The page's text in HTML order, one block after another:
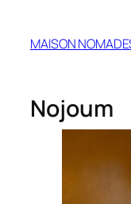
MAISON
Nojoum